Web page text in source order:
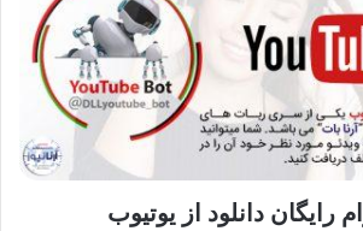
رایگان دانلود از یوتیوب